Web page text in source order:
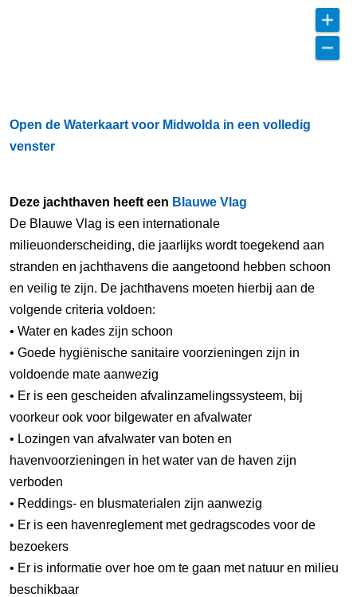
Open de Waterkaart voor Midwolda in een volledig
venster
Deze jachthaven heeft een Blauwe Vlag
De Blauwe Vlag is een internationale
milieuonderscheiding, die jaarlijks wordt toegekend aan
stranden en jachthavens die aangetoond hebben schoon
en veilig te zijn. De jachthavens moeten hierbij aan de
volgende criteria voldoen:
• Water en kades zijn schoon
• Goede hygiënische sanitaire voorzieningen zijn in
voldoende mate aanwezig
• Er is een gescheiden afvalinzamelingssysteem, bij
voorkeur ook voor bilgewater en afvalwater
• Lozingen van afvalwater van boten en
havenvoorzieningen in het water van de haven zijn
verboden
• Reddings- en blusmaterialen zijn aanwezig
• Er is een havenreglement met gedragscodes voor de
bezoekers
• Er is informatie over hoe om te gaan met natuur en milieu
beschikbaar